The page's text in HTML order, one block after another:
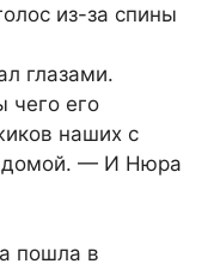
из-за спины
глазами.
его
наших с
домой. — И Нюра
пошла в